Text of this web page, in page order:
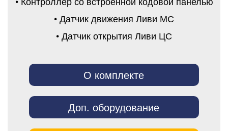
• Датчик движения Ливи МС
• Датчик открытия Ливи ЦС
О комплекте
Доп. оборудование